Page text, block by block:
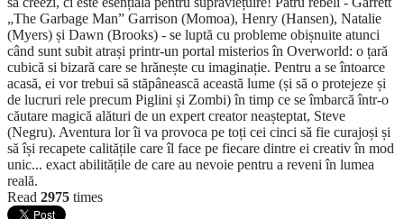
„The Garbage Man” Garrison (Momoa), Henry (Hansen), Natalie
(Myers) și Dawn (Brooks) - se luptă cu probleme obișnuite atunci
când sunt subit atrași printr-un portal misterios în Overworld: o țară
cubică si bizară care se hrănește cu imaginație. Pentru a se întoarce
acasă, ei vor trebui să stăpânească această lume (și să o protejeze și
de lucruri rele precum Piglini și Zombi) în timp ce se îmbarcă într-o
căutare magică alături de un expert creator neașteptat, Steve
(Negru). Aventura lor îi va provoca pe toți cei cinci să fie curajoși și
să își recapete calitățile care îl face pe fiecare dintre ei creativ în mod
unic... exact abilitățile de care au nevoie pentru a reveni în lumea
reală.
Read 2975 times